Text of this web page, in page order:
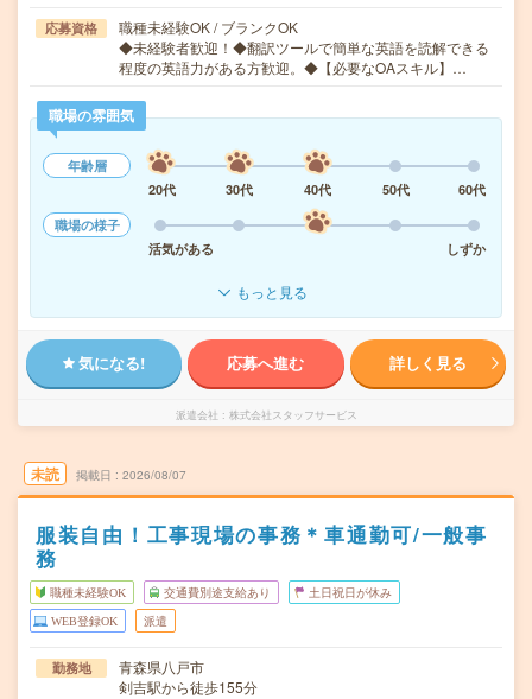
応募資格
職種未経験OK / ブランクOK
◆未経験者歓迎！◆翻訳ツールで簡単な英語を読解できる
程度の英語力がある方歓迎。◆【必要なOAスキル】…
職場の雰囲気
年齢層
20代
30代 40代 50代
60代
職場の様子
活気がある
しずか
もっと見る
気になる! 応募へ進む 詳しく見る
派遣会社 株式会社スタッフサービス
未読 掲載日 2026/08/07
服装自由！工事現場の事務＊車通勤可/一般事
務
職種未経験OK 交通費別途支給あり 土日祝日が休み
WEB登録OK 派遣
勤務地
青森県八戸市
剣吉駅から徒歩155分